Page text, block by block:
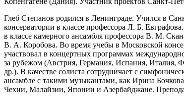
Глеб Степанов родился в Ленинграде. Учился в
консерватории в классе профессора Л. Б.
в классе камерного ансамбля профессора В. М.
В. А. Коробова. Во время учебы в Московской
участвовал в концертных программах
за рубежом (Австрия, Германия, Испания,
др.). В качестве солиста сотрудничает с
ансамбле с такими музыкантами, как Ирина
Чехии, Малайзии, Японии и Азербайджане.